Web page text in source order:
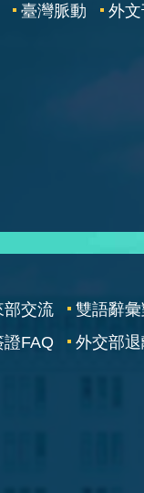
臺灣脈動 外
部交流 雙語辭
證FAQ 外交部